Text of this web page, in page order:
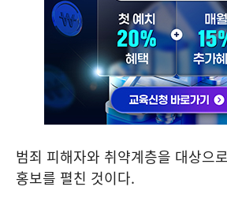
범죄 피해자와 취약계층을 대상으
홍보를 펼친 것이다.